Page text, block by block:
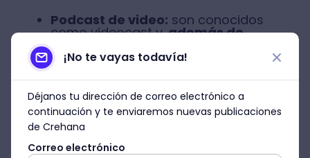
Podcast de video: son conocidos
como videocast y,además de
audio, incluyen video
estos tipos de formato de podcast
requieren más tiempo de
producción y planificación para su
grabación.
¡No te vayas todavía!
Déjanos tu dirección de correo electrónico a
continuación y te enviaremos nuevas publicaciones
de Crehana
Correo electrónico